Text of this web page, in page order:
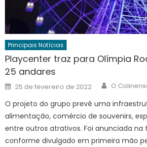
Principais Notícias
Playcenter traz para Olímpia
25 andares
Posted
on
25 de fevereiro de 2022 Author
O
O projeto do grupo prevê uma
alimentação, comércio de souvenirs,
entre outros atrativos. Foi anunciada na
conforme divulgado em primeira mão